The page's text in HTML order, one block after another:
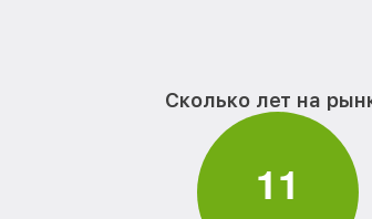
Сколько лет на
11